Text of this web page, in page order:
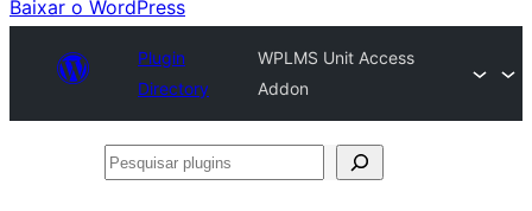
Baixar o WordPress
Plugin
Directory
WPLMS Unit Access
Addon
Pesquisar